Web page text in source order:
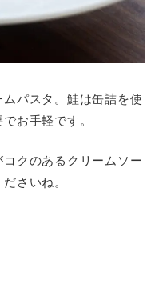
パスタ。鮭は缶詰を使
お手軽です。
クのあるクリームソー
さいね。